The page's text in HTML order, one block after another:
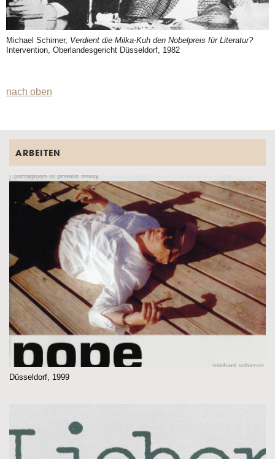
Michael Schirner, Verdient die Milka-Kuh den Nobelpreis für Literatur?
Intervention, Oberlandesgericht Düsseldorf, 1982
nach oben
ARBEITEN
Düsseldorf, 1999